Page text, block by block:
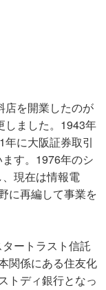
店を開業したのが
しました。1943年
に大阪証券取引
す。1976年のシ
現在は情報電
に再編して事業を
ートラスト信託
関係にある住友化
トディ銀行となっ